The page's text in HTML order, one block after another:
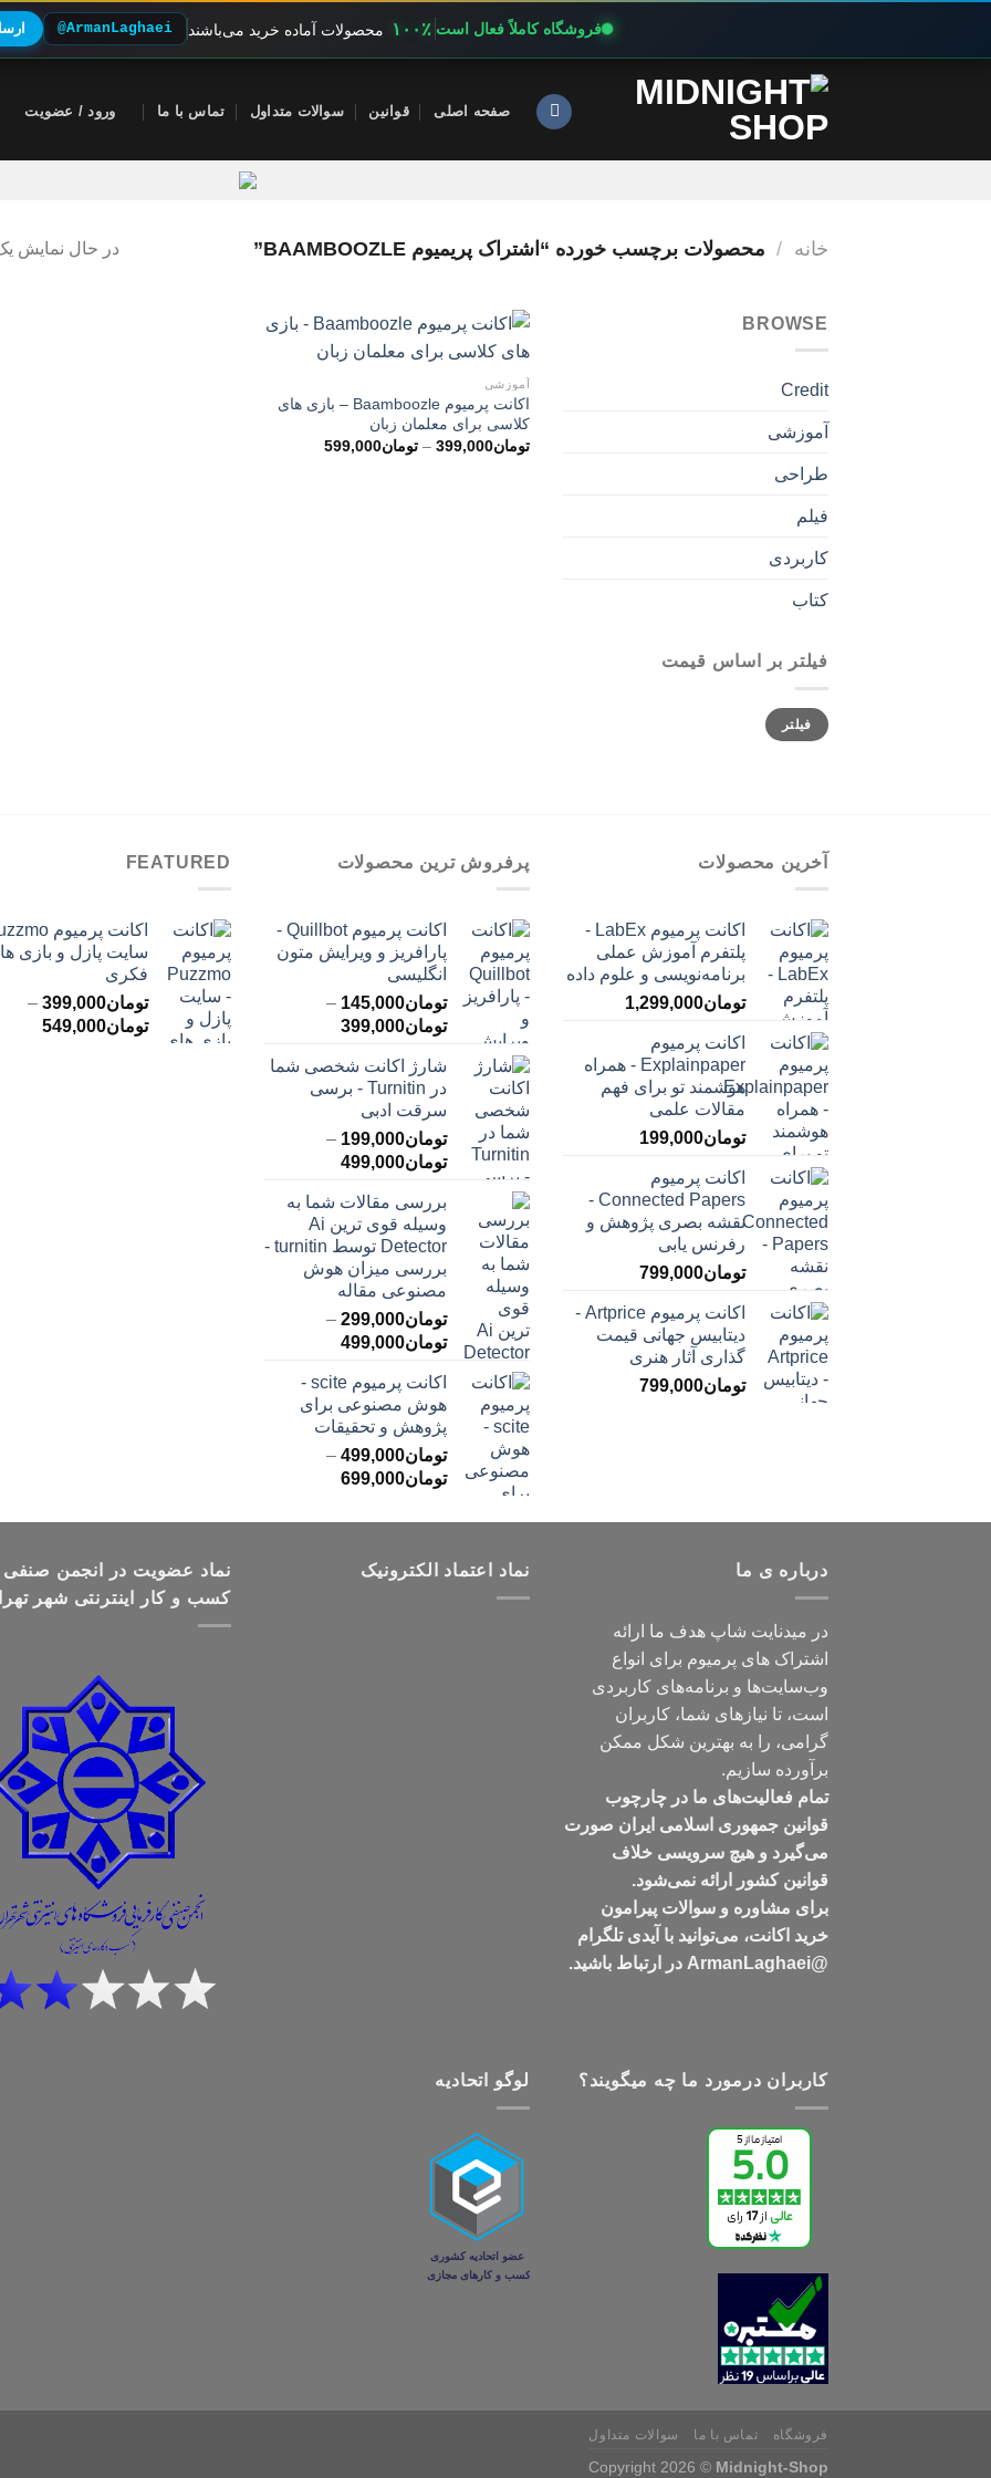
فروشگاه کاملاً فعال است ۱۰۰٪ محصولات آماده خرید می‌باشند @ArmanLaghaei
صفحه اصلی قوانین سوالات متداول تماس با ما ورود / عضویت
خانه / محصولات برچسب خورده “اشتراک پریمیوم BAAMBOOZLE” در حال نمایش
BROWSE
Credit
آموزشی
طراحی
فیلم
کاربردی
کتاب
فیلتر بر اساس قیمت
حداقل
قیمت
حداکثر
قیمت
فیلتر
آموزشی
اکانت پرمیوم Baamboozle – بازی های
کلاسی برای معلمان زبان
تومان399,000
– تومان599,000محدوده
آخرین محصولات
اکانت پرمیوم LabEx -
پلتفرم آموزش عملی
برنامه‌نویسی و علوم داده
تومان1,299,000
اکانت پرمیوم
Explainpaper - همراه
هوشمند تو برای فهم
مقالات علمی
تومان199,000
اکانت پرمیوم
Connected Papers -
نقشه بصری پژوهش و
رفرنس یابی
تومان799,000
اکانت پرمیوم Artprice -
دیتابیس جهانی قیمت
‌گذاری آثار هنری
تومان799,000
پرفروش ترین محصولات
اکانت پرمیوم Quillbot -
پارافریز و ویرایش متون
انگلیسی
تومان145,000
–
تومان399,000محدوده
تومان145,000
تا
شارژ اکانت شخصی شما
در Turnitin - برسی
سرقت ادبی
تومان199,000
–
تومان499,000محدوده
تومان199,000
تا
تومان499,000
بررسی مقالات شما به
وسیله قوی ترین Ai
Detector توسط turnitin -
بررسی میزان هوش
مصنوعی مقاله
تومان299,000
–
تومان499,000محدوده
تا
تومان499,000
اکانت پرمیوم scite -
هوش مصنوعی برای
پژوهش و تحقیقات
تومان499,000
–
تومان699,000محدوده
تومان499,000
FEATURED
سایت پازل و بازی
فکری
تومان399,000
–
تومان549,000
درباره ی ما
در میدنایت شاپ هدف ما ارائه
اشتراک های پرمیوم برای انواع
وب‌سایت‌ها و برنامه‌های کاربردی
است، تا نیازهای شما، کاربران
گرامی، را به بهترین شکل ممکن
برآورده سازیم.
تمام فعالیت‌های ما در چارچوب
قوانین جمهوری اسلامی ایران صورت
می‌گیرد و هیچ سرویسی خلاف
قوانین کشور ارائه نمی‌شود.
برای مشاوره و سوالات پیرامون
خرید اکانت، می‌توانید با آیدی تلگرام
@ArmanLaghaei در ارتباط باشید.
نماد اعتماد الکترونیک
نماد عضویت در انجمن صنفی
کسب و کار اینترنتی شهر
کاربران درمورد ما چه میگویند؟ لوگو اتحادیه
فروشگاه تماس با ما سوالات متداول
Copyright 2026 © Midnight-Shop